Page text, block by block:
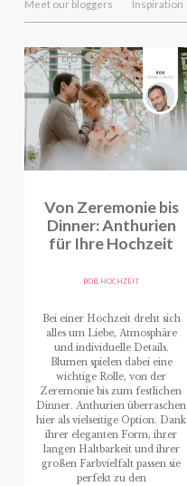
Meet our bloggers Inspiration
Von Zeremonie bis
Dinner: Anthurien
für Ihre Hochzeit
BOB, HOCHZEIT
Bei einer Hochzeit dreht sich
alles um Liebe, Atmosphäre
und individuelle Details.
Blumen spielen dabei eine
wichtige Rolle, von der
Zeremonie bis zum festlichen
Dinner. Anthurien überraschen
hier als vielseitige Option. Dank
ihrer eleganten Form, ihrer
langen Haltbarkeit und ihrer
großen Farbvielfalt passen sie
perfekt zu den